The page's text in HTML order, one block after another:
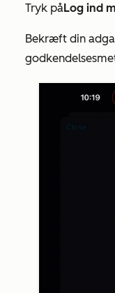
Tryk påLog ind
Bekræft din